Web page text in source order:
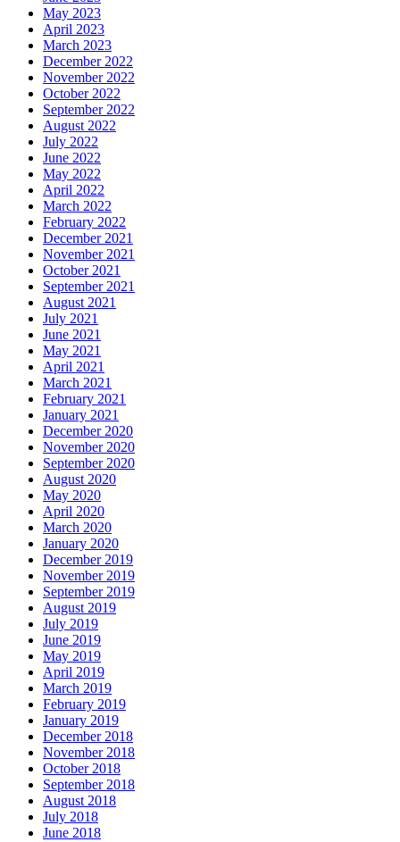
May 2023
April 2023
March 2023
December 2022
November 2022
October 2022
September 2022
August 2022
July 2022
June 2022
May 2022
April 2022
March 2022
February 2022
December 2021
November 2021
October 2021
September 2021
August 2021
July 2021
June 2021
May 2021
April 2021
March 2021
February 2021
January 2021
December 2020
November 2020
September 2020
August 2020
May 2020
April 2020
March 2020
January 2020
December 2019
November 2019
September 2019
August 2019
July 2019
June 2019
May 2019
April 2019
March 2019
February 2019
January 2019
December 2018
November 2018
October 2018
September 2018
August 2018
July 2018
June 2018